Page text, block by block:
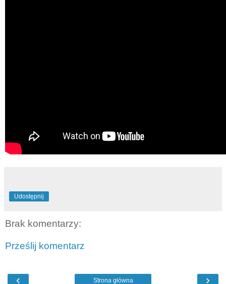
Udostępnij
Brak komentarzy:
Prześlij komentarz
‹ ›
Strona główna